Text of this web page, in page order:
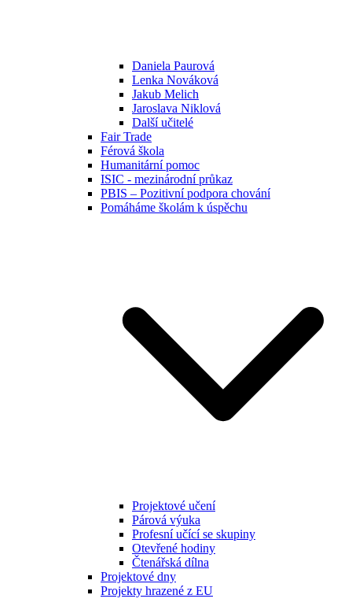
Daniela Paurová
Lenka Nováková
Jakub Melich
Jaroslava Niklová
Další učitelé
Fair Trade
Férová škola
Humanitární pomoc
ISIC - mezinárodní průkaz
PBIS – Pozitivní podpora chování
Pomáháme školám k úspěchu
Projektové učení
Párová výuka
Profesní učící se skupiny
Otevřené hodiny
Čtenářská dílna
Projektové dny
Projekty hrazené z EU